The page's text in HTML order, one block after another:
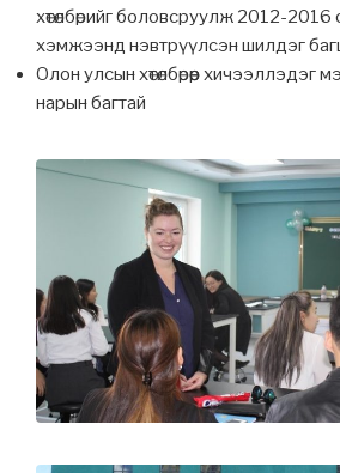
хөтөлбөрийг боловсруулж 2012-
хэмжээнд нэвтрүүлсэн шилдэг
Олон улсын хөтөлбөрөөр хичээллэдэг
нарын багтай